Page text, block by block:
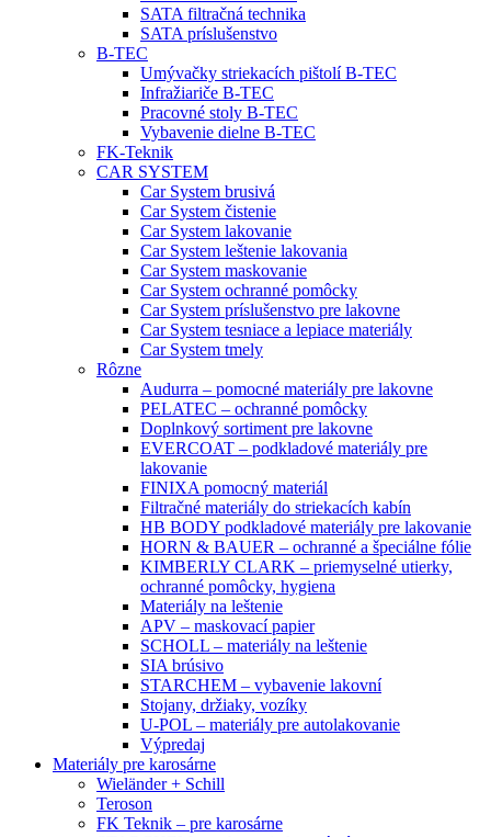
SATA filtračná technika
SATA príslušenstvo
B-TEC
Umývačky striekacích pištolí B-TEC
Infražiariče B-TEC
Pracovné stoly B-TEC
Vybavenie dielne B-TEC
FK-Teknik
CAR SYSTEM
Car System brusivá
Car System čistenie
Car System lakovanie
Car System leštenie lakovania
Car System maskovanie
Car System ochranné pomôcky
Car System príslušenstvo pre lakovne
Car System tesniace a lepiace materiály
Car System tmely
Rôzne
Audurra – pomocné materiály pre lakovne
PELATEC – ochranné pomôcky
Doplnkový sortiment pre lakovne
EVERCOAT – podkladové materiály pre
lakovanie
FINIXA pomocný materiál
Filtračné materiály do striekacích kabín
HB BODY podkladové materiály pre lakovanie
HORN & BAUER – ochranné a špeciálne fólie
KIMBERLY CLARK – priemyselné utierky,
ochranné pomôcky, hygiena
Materiály na leštenie
APV – maskovací papier
SCHOLL – materiály na leštenie
SIA brúsivo
STARCHEM – vybavenie lakovní
Stojany, držiaky, vozíky
U-POL – materiály pre autolakovanie
Výpredaj
Materiály pre karosárne
Wieländer + Schill
Teroson
FK Teknik – pre karosárne